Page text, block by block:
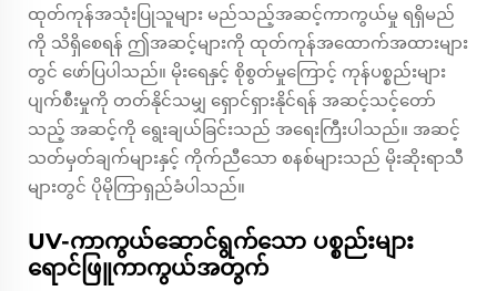
ထုတ်ကုန်အသုံးပြုသူများ မည်သည့်အဆင့်ကာကွယ်မှု ရရှိမည်
ကို သိရှိစေရန် ဤအဆင့်များကို ထုတ်ကုန်အထောက်အထားများ
တွင် ဖော်ပြပါသည်။ မိုးရေနှင့် စိုစွတ်မှုကြောင့် ကုန်ပစ္စည်းများ
ပျက်စီးမှုကို တတ်နိုင်သမျှ ရှောင်ရှားနိုင်ရန် အဆင့်သင့်တော်
သည့် အဆင့်ကို ရွေးချယ်ခြင်းသည် အရေးကြီးပါသည်။ အဆင့်
သတ်မှတ်ချက်များနှင့် ကိုက်ညီသော စနစ်များသည် မိုးဆိုးရာသီ
များတွင် ပိုမိုကြာရှည်ခံပါသည်။
UV-ကာကွယ်ဆောင်ရွက်သော ပစ္စည်းများ
ရောင်ဖြူကာကွယ်အတွက်